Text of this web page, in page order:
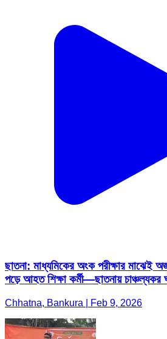
ছাতনা: মাধ্যমিকের অংক পরীক্ষার মাঝেই
পড়ে আহত শিক্ষা কর্মী—ছাতনায় চাঞ্চল্যকর
Chhatna, Bankura | Feb 9, 2026